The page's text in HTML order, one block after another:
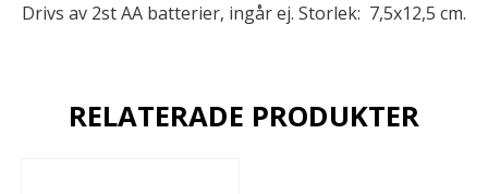
Drivs av 2st AA batterier, ingår ej. Storlek: 7,5x12,5 cm.
RELATERADE PRODUKTER